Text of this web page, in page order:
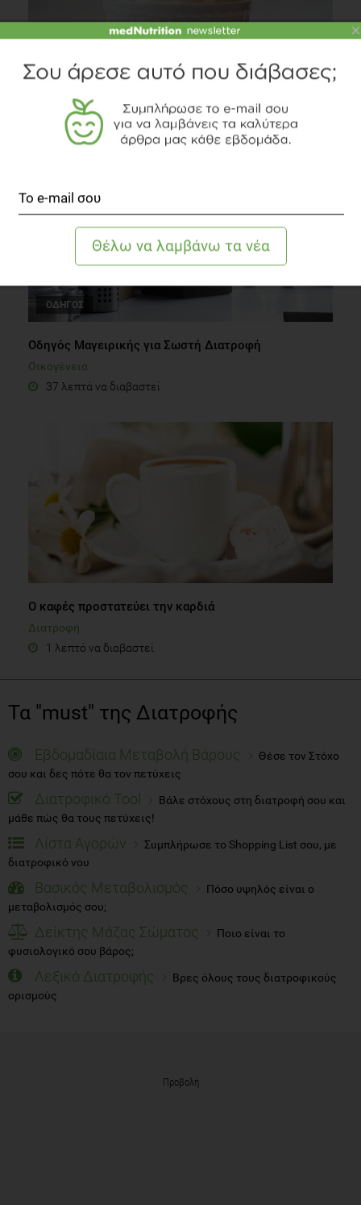
Η ανατομία ενός Frozen Yogurt
Διατροφή
2 λεπτά να διαβαστεί
ΟΔΗΓΟΣ
Οδηγός Μαγειρικής για Σωστή Διατροφή
Οικογένεια
37 λεπτά να διαβαστεί
Ο καφές προστατεύει την καρδιά
Διατροφή
1 λεπτό να διαβαστεί
Τα "must" της Διατροφής
Εβδομαδίαια Μεταβολή Βάρους
Θέσε τον Στόχο
σου και δες πότε θα τον πετύχεις
Διατροφικό Tool
Βάλε στόχους στη διατροφή σου και
μάθε πώς θα τους πετύχεις!
Λίστα Αγορών
Συμπλήρωσε το Shopping List σου, με
διατροφικό νου
Βασικός Μεταβολισμός
Πόσο υψηλός είναι ο
μεταβολισμός σου;
Δείκτης Μάζας Σώματος
Ποιο είναι το
φυσιολογικό σου βάρος;
Λεξικό Διατροφής
Βρες όλους τους διατροφικούς
ορισμούς
Προβολή
×